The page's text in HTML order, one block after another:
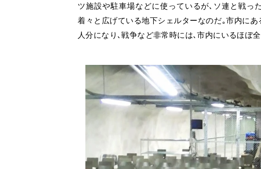
ツ施設や駐車場などに使っているが､ソ連と戦っ
着々と広げている地下シェルターなのだ｡市内に
人分になり､戦争など非常時には､市内にいるほぼ